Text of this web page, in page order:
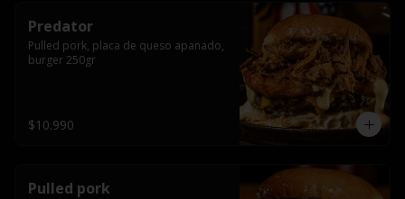
Predator
Pulled pork, placa de queso apanado,
burger 250gr
$10.990
Pulled pork